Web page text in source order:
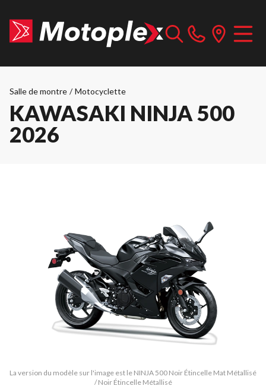
Salle de montre / Motocyclette
KAWASAKI NINJA 500
2026
La version du modèle sur l'image est le NINJA 500 Noir Étincelle Mat Métallisé
/ Noir Étincelle Métallisé